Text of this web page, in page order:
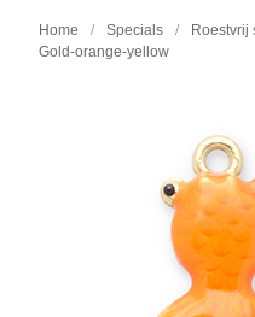
Home Specials Roestvrij
Gold-orange-yellow